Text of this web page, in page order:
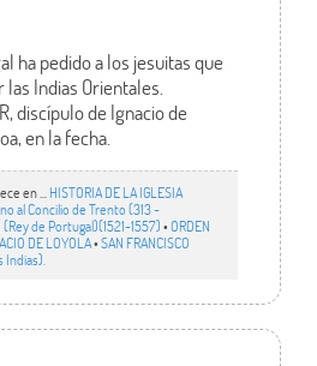
ha pedido a los jesuitas que
las Indias Orientales.
discípulo de Ignacio de
en la fecha.
en ... HISTORIA DE LA IGLESIA
al Concilio de Trento (313 -
de Portugal)(1521-1557)•ORDEN
DE LOYOLA•SAN FRANCISCO
Indias).